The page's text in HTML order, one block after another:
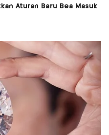
Aturan Baru Bea Masuk